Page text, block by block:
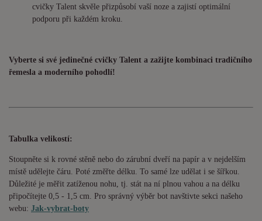
cvičky Talent skvěle přizpůsobí vaší noze a zajistí optimální
podporu při každém kroku.
Vyberte si své jedinečné cvičky Talent a zažijte kombinaci tradičního
řemesla a moderního pohodlí!
Tabulka velikostí:
Stoupněte si k rovné stěně nebo do zárubní dveří na papír a v nejdelším
místě udělejte čáru. Poté změřte délku. To samé lze udělat i se šířkou.
Důležité je měřit zatíženou nohu, tj. stát na ní plnou vahou a na délku
připočítejte 0,5 - 1,5 cm. Pro správný výběr bot navštivte sekci našeho
webu: Jak-vybrat-boty